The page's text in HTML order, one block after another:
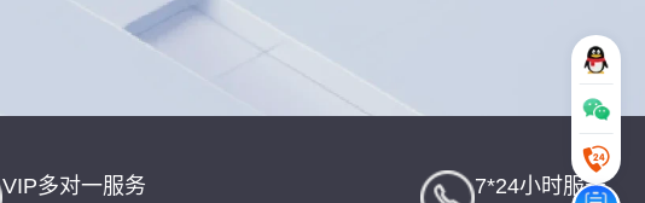
VIP多对一服务 7*24小时服务